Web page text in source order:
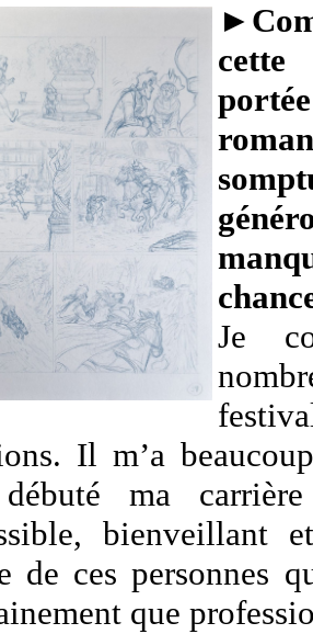
►
cette
Je
Il m’a
ma
bienveillant
de ces personnes
que